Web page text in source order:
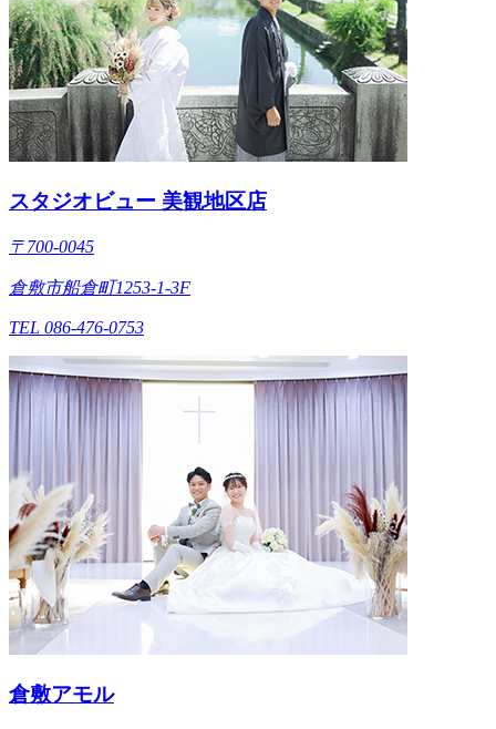
スタジオビュー 美観地区店
〒700-0045
倉敷市船倉町1253-1-3F
TEL 086-476-0753
倉敷アモル